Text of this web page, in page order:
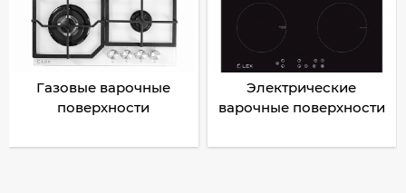
Газовые варочные
поверхности
Электрические
варочные поверхности